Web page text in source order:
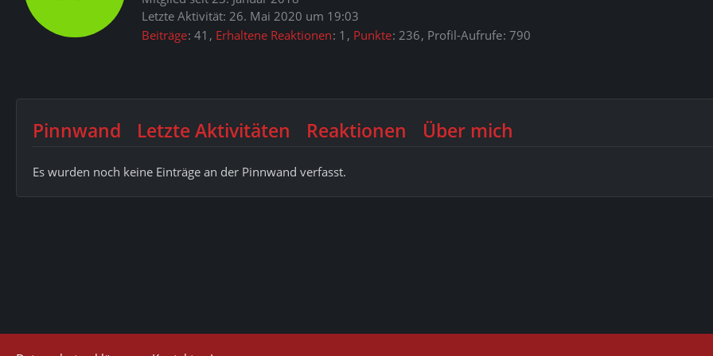
Letzte Aktivität: 26. Mai 2020 um 19:03
Beiträge 41 Erhaltene Reaktionen 1 Punkte 236 Profil-Aufrufe 790
Pinnwand Letzte Aktivitäten Reaktionen Über mich
Es wurden noch keine Einträge an der Pinnwand verfasst.